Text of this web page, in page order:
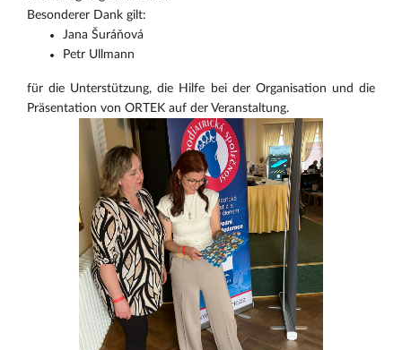
Besonderer Dank gilt:
Jana Šuráňová
Petr Ullmann
für die Unterstützung, die Hilfe bei der Organisation und die
Präsentation von ORTEK auf der Veranstaltung.